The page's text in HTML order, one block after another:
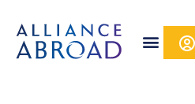
contenido